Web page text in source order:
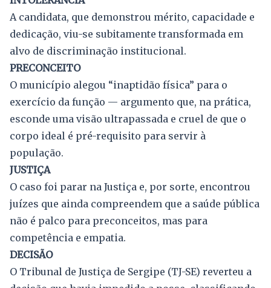
A candidata, que demonstrou mérito, capacidade e
dedicação, viu-se subitamente transformada em
alvo de discriminação institucional.
PRECONCEITO
O município alegou “inaptidão física” para o
exercício da função — argumento que, na prática,
esconde uma visão ultrapassada e cruel de que o
corpo ideal é pré-requisito para servir à
população.
JUSTIÇA
O caso foi parar na Justiça e, por sorte, encontrou
juízes que ainda compreendem que a saúde pública
não é palco para preconceitos, mas para
competência e empatia.
DECISÃO
O Tribunal de Justiça de Sergipe (TJ-SE) reverteu a